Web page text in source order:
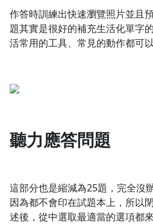
作答時訓練出快速瀏覽照片並且
題其實是很好的補充生活化單字
活常用的工具、常見的動作都可以
聽力應答問題
這部分也是縮減為25題，完全沒
因為都不會印在試題本上，所以
述後，從中選取最適當的選項都